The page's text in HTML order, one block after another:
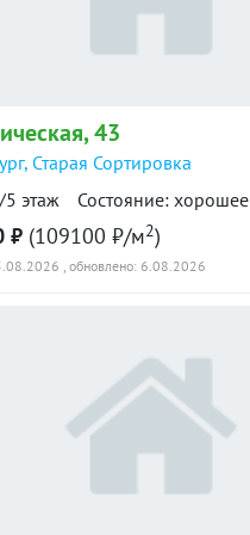
всю историю: 10 предложений →
43
, Старая Сортировка
5 этаж Состояние: хорошее
₽ (109100 ₽/м2)
, обновлено: 6.08.2026